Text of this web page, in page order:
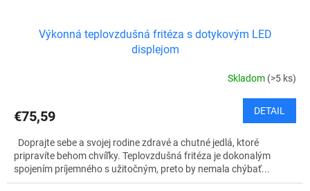
Výkonná teplovzdušná fritéza s dotykovým LED
displejom
Skladom (>5 ks)
€75,59 DETAIL
Doprajte sebe a svojej rodine zdravé a chutné jedlá, ktoré
pripravíte behom chvíľky. Teplovzdušná fritéza je dokonalým
spojením príjemného s užitočným, preto by nemala chýbať...